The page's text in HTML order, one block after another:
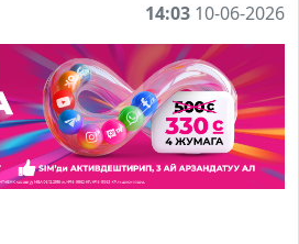
14:03 10-06-2026